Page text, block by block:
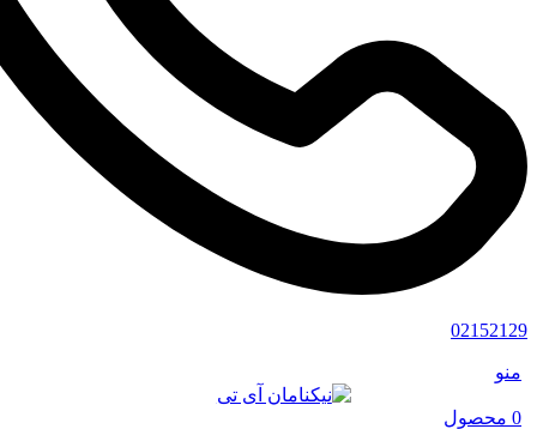
02152129
منو
0 محصول